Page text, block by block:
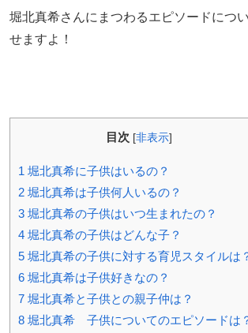
堀北真希さんにまつわるエピソードにつ
せますよ！
目次 [非表示]
1 堀北真希に子供はいるの？
2 堀北真希は子供何人いるの？
3 堀北真希の子供はいつ生まれたの？
4 堀北真希の子供はどんな子？
5 堀北真希の子供に対する育児スタイルは
6 堀北真希は子供好きなの？
7 堀北真希と子供との親子仲は？
8 堀北真希 子供についてのエピソードは